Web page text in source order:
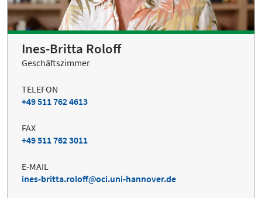
Ines-Britta Roloff
Geschäftszimmer
TELEFON
+49 511 762 4613
FAX
+49 511 762 3011
E-MAIL
ines-britta.roloff
oci.uni-hannover.de